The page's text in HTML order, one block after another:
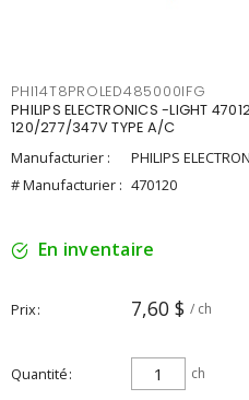
PHI14T8PROLED485000IFG
PHILIPS ELECTRONICS -LIGHT
120/277/347V TYPE A/C
Manufacturier :
PHILIPS
# Manufacturier : 470120
En inventaire
Prix 7,60 $ / ch
Quantité ch